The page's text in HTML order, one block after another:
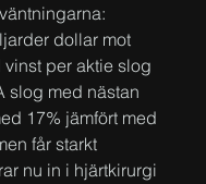
dollar mot
per aktie slog
slog med nästan
17% jämfört med
får starkt
nu in i hjärtkirurgi